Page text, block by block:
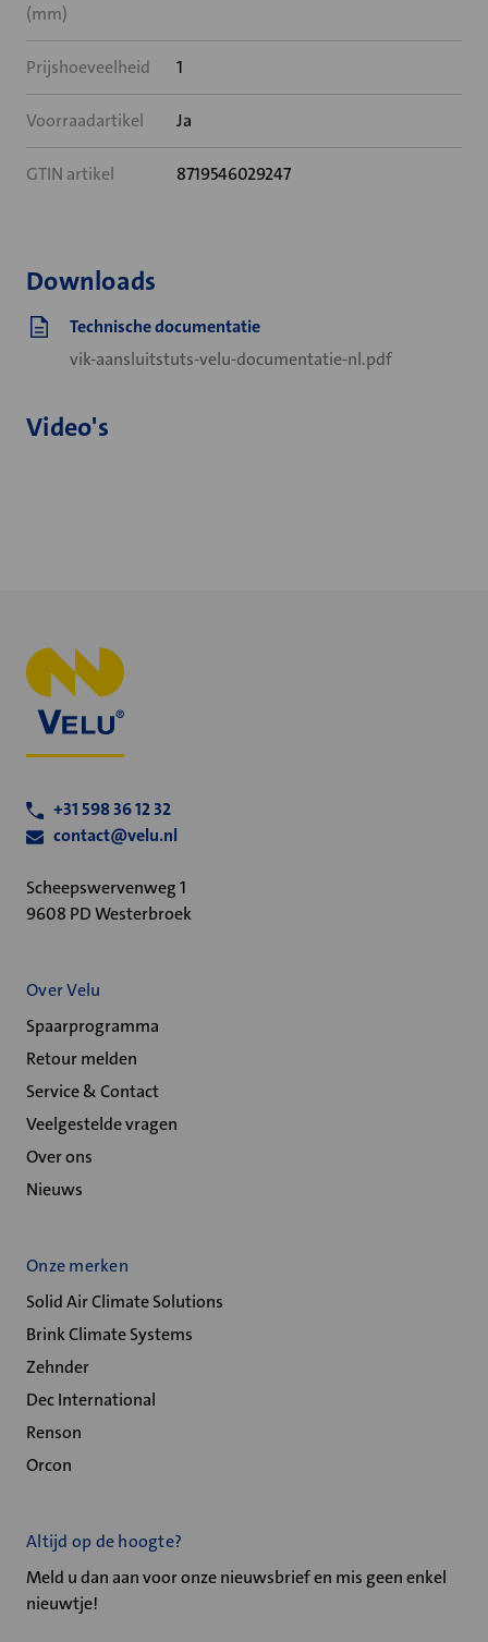
(mm)
Prijshoeveelheid 1
Voorraadartikel Ja
GTIN artikel 8719546029247
Downloads
Technische documentatie
vik-aansluitstuts-velu-documentatie-nl.pdf
Video's
+31 598 36 12 32
contact@velu.nl
Scheepswervenweg 1
9608 PD Westerbroek
Over Velu
Spaarprogramma
Retour melden
Service & Contact
Veelgestelde vragen
Over ons
Nieuws
Onze merken
Solid Air Climate Solutions
Brink Climate Systems
Zehnder
Dec International
Renson
Orcon
Altijd op de hoogte?
Meld u dan aan voor onze nieuwsbrief en mis geen enkel
nieuwtje!